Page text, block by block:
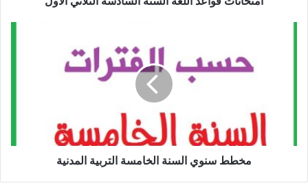
مخطط سنوي السنة الخامسة التربية المدنية